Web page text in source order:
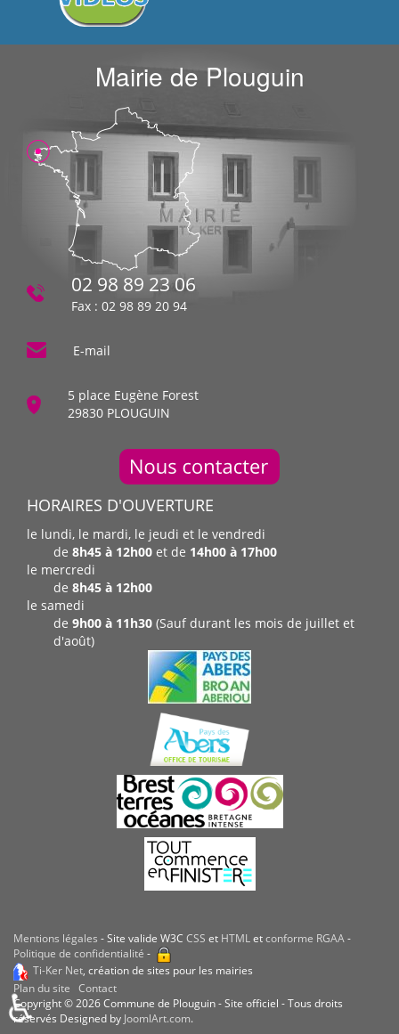
Mairie de Plouguin
02 98 89 23 06
Fax : 02 98 89 20 94
E-mail
5 place Eugène Forest
29830 PLOUGUIN
HORAIRES D'OUVERTURE
le lundi, le mardi, le jeudi et le vendredi
de 8h45 à 12h00 et de 14h00 à 17h00
le mercredi
de 8h45 à 12h00
le samedi
de 9h00 à 11h30 (Sauf durant les mois de juillet et
d'août)
Mentions légales - Site valide W3C CSS et HTMLetconforme RGAA-
Politique de confidentialité -
Ti-Ker Net, création de sites pour les mairies
Plan du site Contact
Copyright © 2026 Commune de Plouguin - Site officiel - Tous droits
réservés Designed by JoomlArt.com.